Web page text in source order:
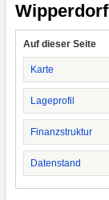
Wipperdorf
Auf dieser Seite
Karte
Lageprofil
Finanzstruktur
Datenstand